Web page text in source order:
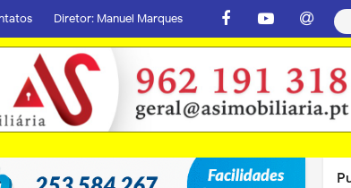
Diretor: Manuel Marques